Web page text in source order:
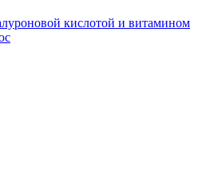
кислотой и витамином